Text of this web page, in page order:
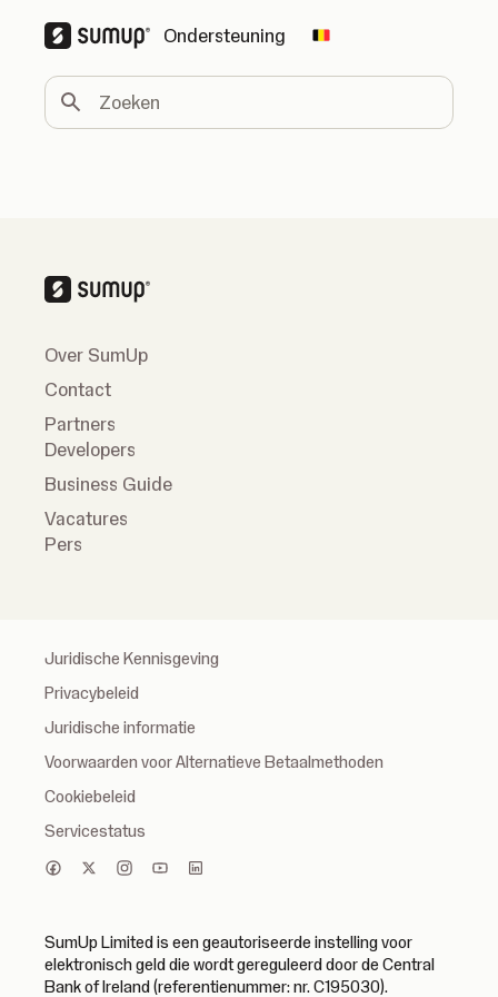
Ondersteuning Change country
Zoeken
Over SumUp
Contact
Partners
Developers
Business Guide
Vacatures
Pers
Juridische Kennisgeving
Privacybeleid
Juridische informatie
Voorwaarden voor Alternatieve Betaalmethoden
Cookiebeleid
Servicestatus
SumUp Limited is een geautoriseerde instelling voor
elektronisch geld die wordt gereguleerd door de Central
Bank of Ireland (referentienummer: nr. C195030).